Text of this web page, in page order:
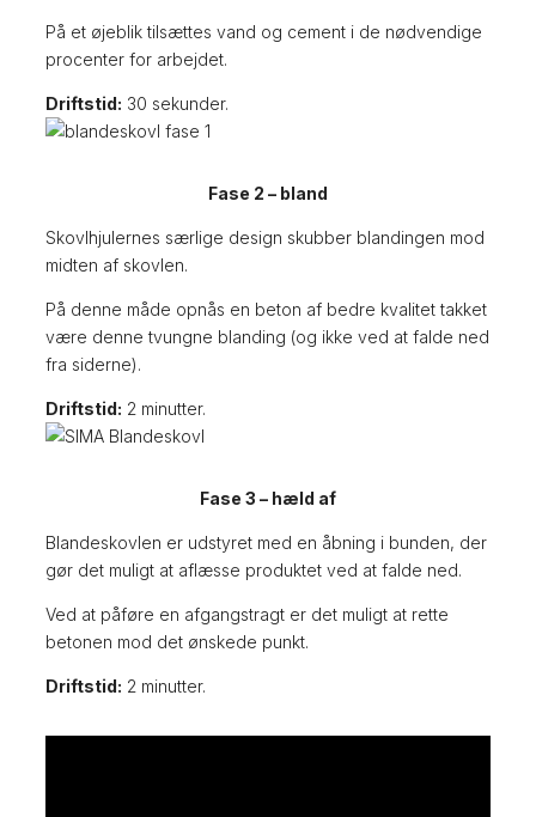
På et øjeblik tilsættes vand og cement i de nødvendige
procenter for arbejdet.
Driftstid: 30 sekunder.
Fase 2 – bland
Skovlhjulernes særlige design skubber blandingen mod
midten af ​​skovlen.
På denne måde opnås en beton af bedre kvalitet takket
være denne tvungne blanding (og ikke ved at falde ned
fra siderne).
Driftstid: 2 minutter.
Fase 3 – hæld af
Blandeskovlen er udstyret med en åbning i bunden, der
gør det muligt at aflæsse produktet ved at falde ned.
Ved at påføre en afgangstragt er det muligt at rette
betonen mod det ønskede punkt.
Driftstid: 2 minutter.